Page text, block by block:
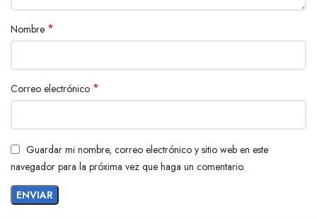
Nombre *
Correo electrónico *
Guardar mi nombre, correo electrónico y sitio web en este
navegador para la próxima vez que haga un comentario.